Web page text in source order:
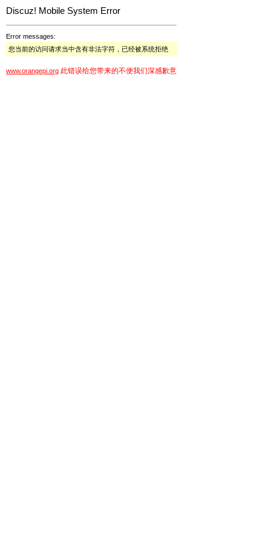
Discuz! Mobile System Error
Error messages:
您当前的访问请求当中含有非法字符，已经被系统拒绝
www.orangepi.org 此错误给您带来的不便我们深感歉意